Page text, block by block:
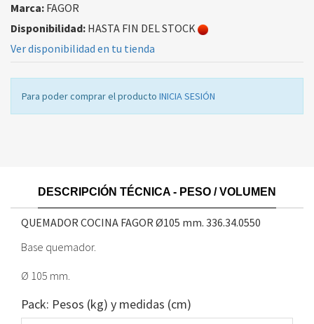
Marca: FAGOR
Disponibilidad: HASTA FIN DEL STOCK
Ver disponibilidad en tu tienda
Para poder comprar el producto INICIA SESIÓN
DESCRIPCIÓN TÉCNICA - PESO / VOLUMEN
QUEMADOR COCINA FAGOR Ø105 mm. 336.34.0550
Base quemador.
Ø 105 mm.
Pack: Pesos (kg) y medidas (cm)